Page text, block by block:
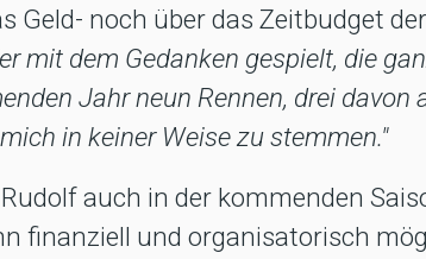
Geld- noch über das Zeitbudget
mit dem Gedanken gespielt, die
Jahr neun Rennen, drei davon
in keiner Weise zu stemmen."
auch in der kommenden
finanziell und organisatorisch